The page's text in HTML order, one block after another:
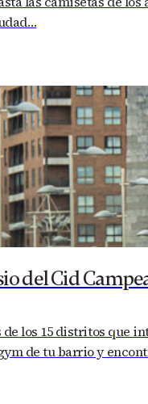
del Cid
los 15 distritos que
de tu barrio y